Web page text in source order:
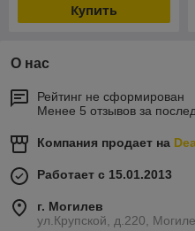
Купить
О нас
Рейтинг не сформирован
Менее 5 отзывов за
Компания продает на
Работает с 15.01.2013
г. Могилев
ул.Крупской, д.220,